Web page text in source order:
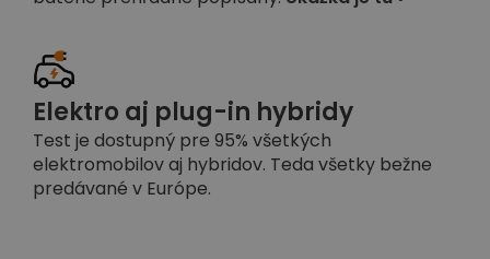
Elektro aj plug-in hybridy
Test je dostupný pre 95% všetkých
elektromobilov aj hybridov. Teda všetky bežne
predávané v Európe.